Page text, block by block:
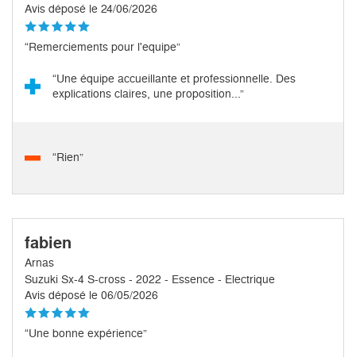
Avis déposé le 24/06/2026
“Remerciements pour l'equipe”
“Une équipe accueillante et professionnelle. Des
explications claires, une proposition...”
“Rien”
fabien
Arnas
Suzuki Sx-4 S-cross - 2022 - Essence - Electrique
Avis déposé le 06/05/2026
“Une bonne expérience”